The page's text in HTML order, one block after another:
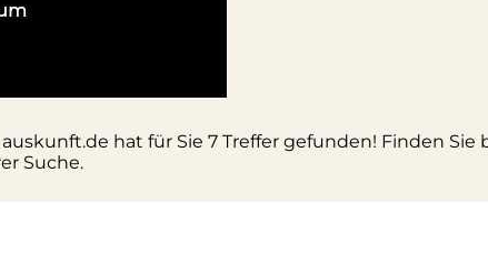
hat für Sie 7 Treffer gefunden! Finden Sie
Suche.